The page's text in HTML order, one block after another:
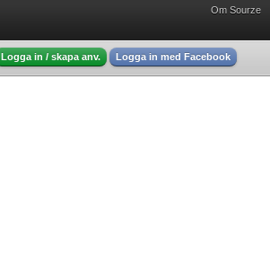
Om Sourze
Logga in / skapa anv. Logga in med Facebook